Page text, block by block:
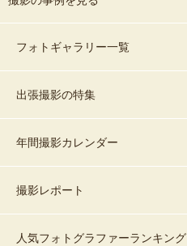
フォトギャラリー一覧
出張撮影の特集
年間撮影カレンダー
撮影レポート
人気フォトグラファーランキング